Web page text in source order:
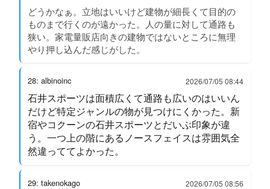
どうかなぁ。立地はいいけど建物が細長くて目的の
ものまで行くのが遠かった。人の量に対して通路も
狭い。家電量販店向きの建物ではないところに無理
やり押し込んだ感じがした。
28: albinoinc 2026/07/05 08:44
石井スポーツは面積広くて通路も広いのはいいん
だけど特定ジャンルの物が見つけにくかった。新
宿やコクーンの石井スポーツとだいぶ印象が違
う。一つ上の階にあるノースフェイスは雰囲気全
然違っててよかった。
29: takenokago 2026/07/05 08:56